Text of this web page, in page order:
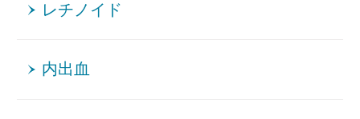
レチノイド
内出血